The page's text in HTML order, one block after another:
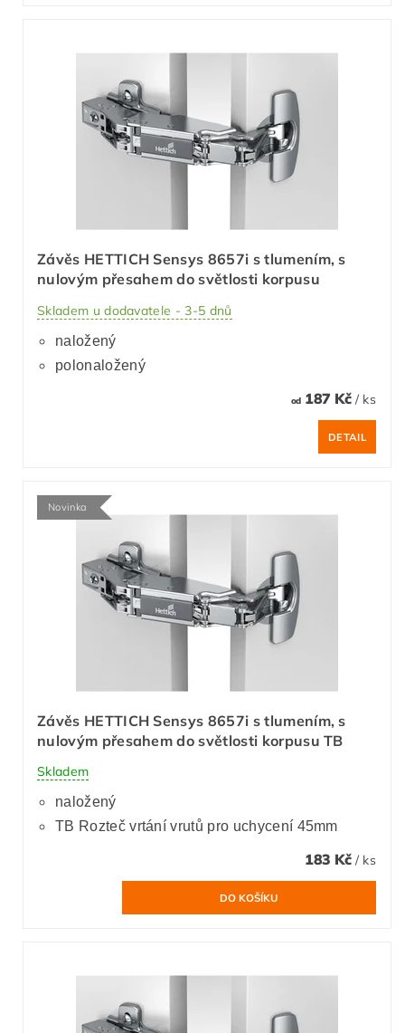
Závěs HETTICH Sensys 8657i s tlumením, s
nulovým přesahem do světlosti korpusu
Skladem u dodavatele - 3-5 dnů
naložený
polonaložený
od187 Kč / ks
DETAIL
Novinka
Závěs HETTICH Sensys 8657i s tlumením, s
nulovým přesahem do světlosti korpusu TB
Skladem
naložený
TB Rozteč vrtání vrutů pro uchycení 45mm
183 Kč / ks